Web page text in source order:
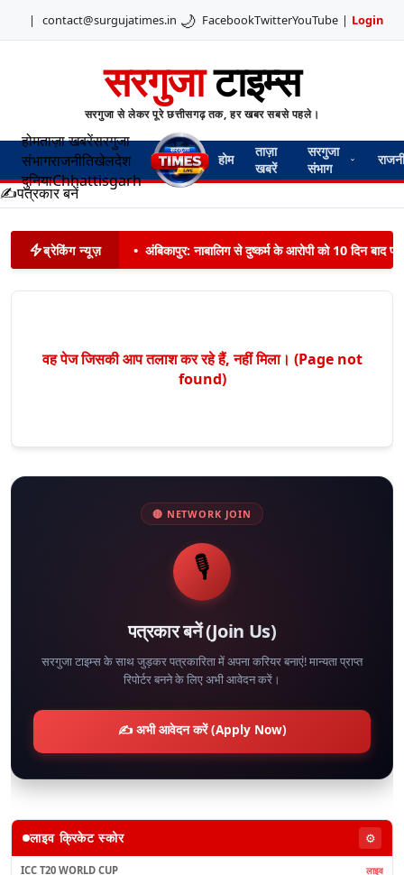
| contact@surgujatimes.in 🌙 FacebookTwitterYouTube | Login
सरगुजाटाइम्स
सरगुजा से लेकर पूरे छत्तीसगढ़ तक, हर खबर सबसे पहले।
होमताज़ा खबरेंसरगुजा
संभागराजनीतिखेलदेश
दुनियाChhattisgarh
होम
ताज़ा
खबरें
सरगुजा
संभाग
✍️पत्रकार बनें
ब्रेकिंग न्यूज़ • अंबिकापुर: नाबालिग से दुष्कर्म के आरोपी को 10 दिन बाद
वह पेज जिसकी आप तलाश कर रहे हैं, नहीं मिला। (Page not
found)
🔴 NETWORK JOIN
🎙️
पत्रकार बनें (Join Us)
सरगुजा टाइम्स के साथ जुड़कर पत्रकारिता में अपना करियर बनाएं! मान्यता प्राप्त
रिपोर्टर बनने के लिए अभी आवेदन करें।
✍️ अभी आवेदन करें (Apply Now)
लाइव क्रिकेट स्कोर ⚙️
ICC T20 WORLD CUP लाइव